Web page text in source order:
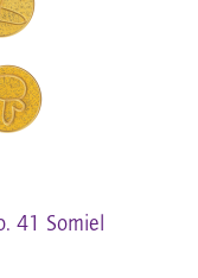
41 Somiel